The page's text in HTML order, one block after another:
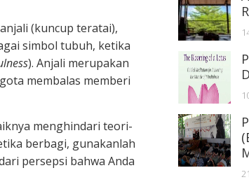
(kuncup teratai),
simbol tubuh, ketika
). Anjali merupakan
membalas memberi
menghindari teori-
berbagi, gunakanlah
persepsi bahwa Anda